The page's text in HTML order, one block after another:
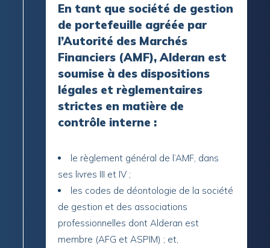
En tant que société de gestion
de portefeuille agréée par
l’Autorité des Marchés
Financiers (AMF), Alderan est
soumise à des dispositions
légales et règlementaires
strictes en matière de
contrôle interne :
le règlement général de l’AMF, dans
ses livres III et IV ;
les codes de déontologie de la société
de gestion et des associations
professionnelles dont Alderan est
membre (AFG et ASPIM) ; et,